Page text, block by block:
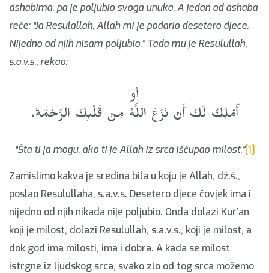
ashabima, pa je poljubio svoga unuka. A jedan od ashaba
reče: “Ja Resulallah, Allah mi je podario desetero djece.
Nijedno od njih nisam poljubio.” Tada mu je Resulullah,
s.a.v.s., rekao:
َأَمْلِكُ لَكَ أَنْ نَزَعَ اللَّهُ مِنْ قَلْبِكَ الرَّحْمَةَ.
“Šta ti ja mogu, ako ti je Allah iz srca iščupao milost.”[1]
Zamislimo kakva je sredina bila u koju je Allah, dž.š.,
poslao Resulullaha, s.a.v.s. Desetero djece čovjek ima i
nijedno od njih nikada nije poljubio. Onda dolazi Kur’an
koji je milost, dolazi Resulullah, s.a.v.s., koji je milost, a
dok god ima milosti, ima i dobra. A kada se milost
istrgne iz ljudskog srca, svako zlo od tog srca možemo